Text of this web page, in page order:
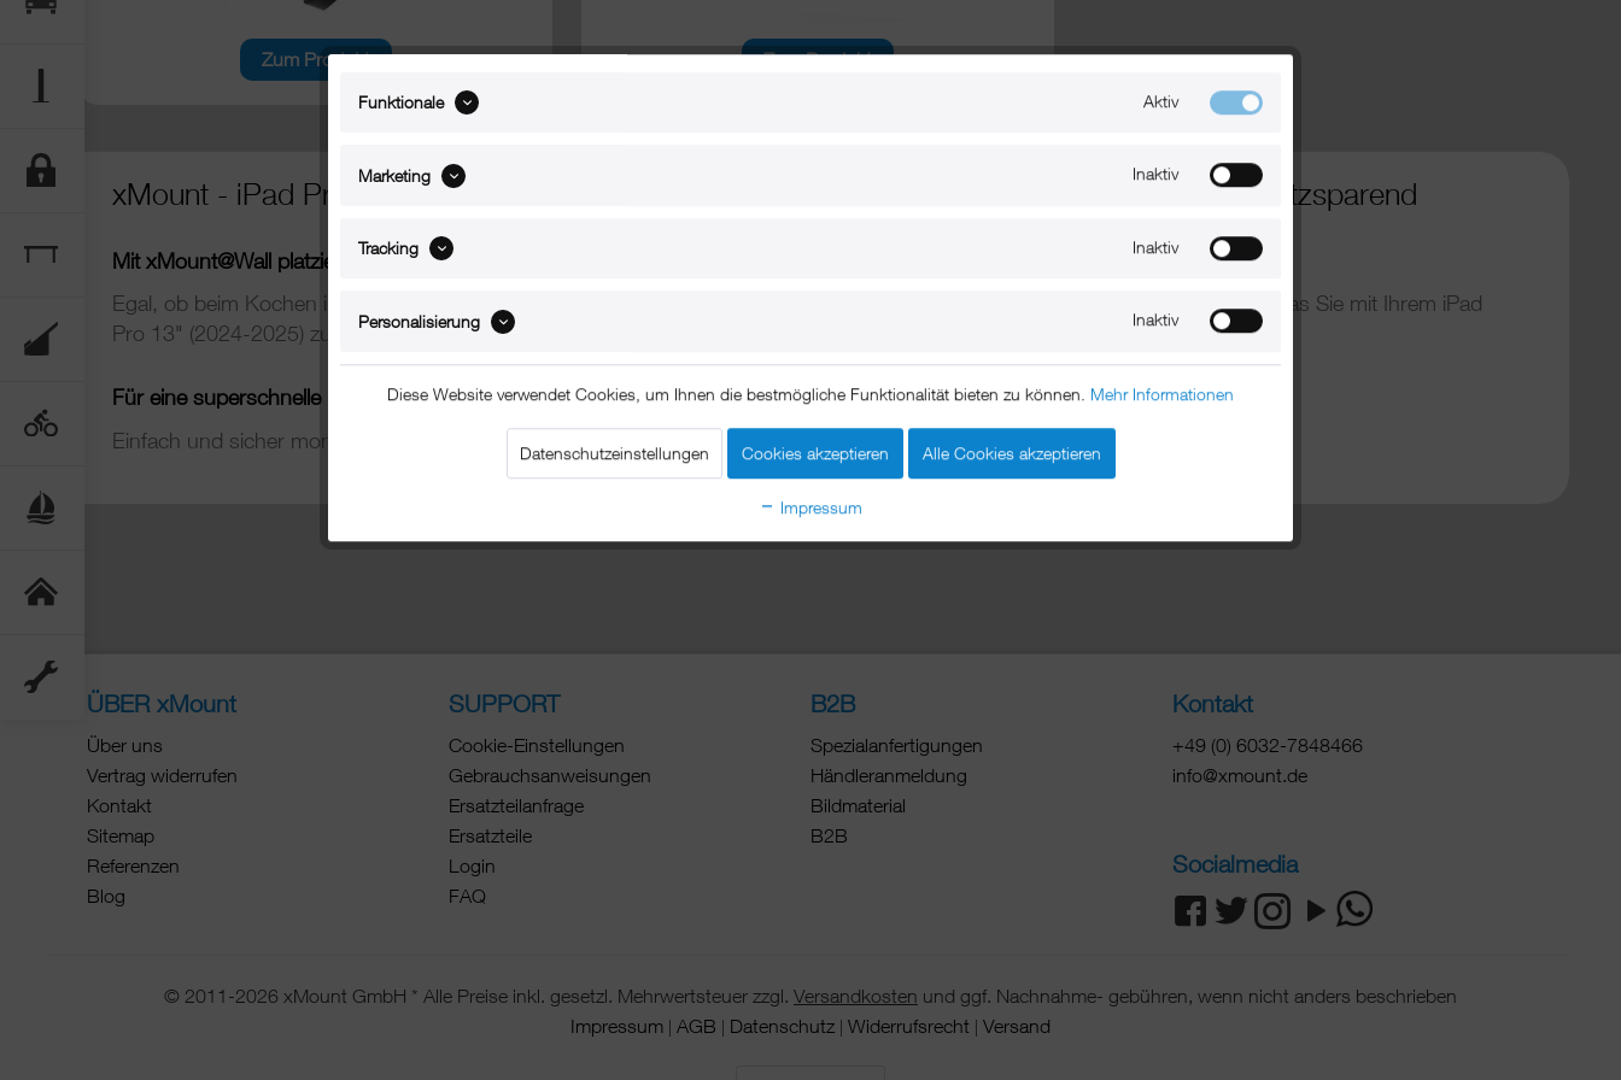
Zum Produkt Zum Produkt
xMount - iPad Pro 13" (2024-2025) Wandhalterung positioniert das iPad an jeder Wand platzsparend
Mit xMount@Wall platzieren Sie Ihr iPad Pro 13" (2024-2025) schnell und einfach an jeder Wand.
Egal, ob beim Kochen in der Küche, beim Musik auswählen im Wohnzimmer oder bei der Internet-Recherche eben bei allem, was Sie mit Ihrem iPad
Pro 13" (2024-2025) zuhause tun möchten.
Für eine superschnelle und flexible Anbringung Ihres iPad Pro 13" (2024-2025) ist die Wandhalterung ideal:
Einfach und sicher montiert sehen sie super aus und bringen noch mehr Spaß mit dem iPad Pro 13" (2024-2025).
ÜBER xMount
Über uns
Vertrag widerrufen
Kontakt
Sitemap
Referenzen
Blog
SUPPORT
Cookie-Einstellungen
Gebrauchsanweisungen
Ersatzteilanfrage
Ersatzteile
Login
FAQ
B2B
Spezialanfertigungen
Händleranmeldung
Bildmaterial
B2B
Kontakt
+49 (0) 6032-7848466
info@xmount.de
Socialmedia
© 2011-2026 xMount GmbH * Alle Preise inkl. gesetzl. Mehrwertsteuer zzgl. Versandkosten und ggf. Nachnahme- gebühren, wenn nicht anders beschrieben
Impressum | AGB | Datenschutz | Widerrufsrecht | Versand
Funktionale Aktiv
Marketing Inaktiv
Tracking Inaktiv
Personalisierung Inaktiv
Diese Website verwendet Cookies, um Ihnen die bestmögliche Funktionalität bieten zu können. Mehr Informationen
Datenschutzeinstellungen Cookies akzeptieren Alle Cookies akzeptieren
Impressum